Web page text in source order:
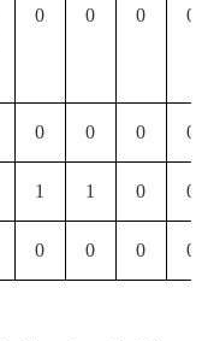
0 0 0 0
0 0 0 0
1 1 0 0
0 0 0 0